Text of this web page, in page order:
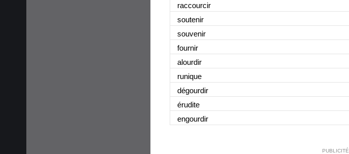
raccourcir
soutenir
souvenir
fournir
alourdir
runique
dégourdir
érudite
engourdir
PUBLICITÉ